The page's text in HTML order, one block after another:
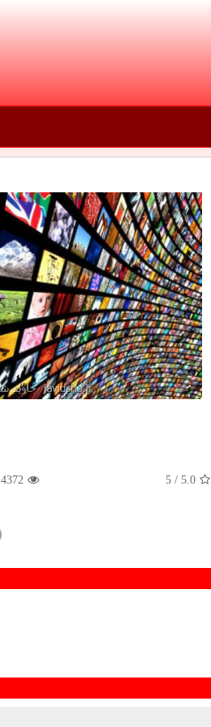
5.0
/ 5
4372